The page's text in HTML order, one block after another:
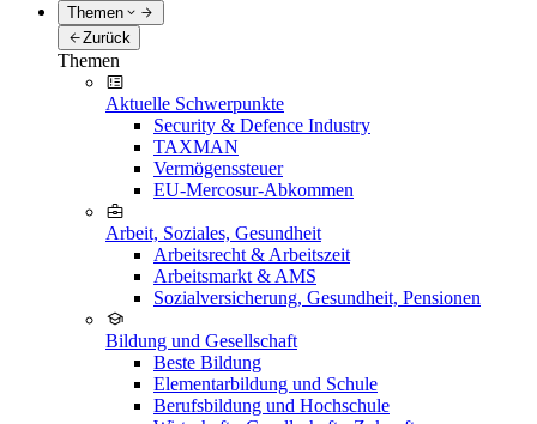
Themen
Zurück
Themen
Aktuelle Schwerpunkte
Security & Defence Industry
TAXMAN
Vermögenssteuer
EU-Mercosur-Abkommen
Arbeit, Soziales, Gesundheit
Arbeitsrecht & Arbeitszeit
Arbeitsmarkt & AMS
Sozialversicherung, Gesundheit, Pensionen
Bildung und Gesellschaft
Beste Bildung
Elementarbildung und Schule
Berufsbildung und Hochschule